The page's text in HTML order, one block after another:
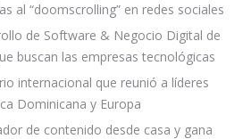
al “doomscrolling” en redes sociales
de Software & Negocio Digital de
buscan las empresas tecnológicas
internacional que reunió a líderes
Dominicana y Europa
de contenido desde casa y gana